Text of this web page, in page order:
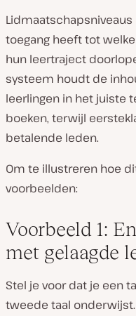
toegang heeft tot
hun leertraject
systeem houdt de
leerlingen in het juiste
boeken, terwijl
betalende leden.
Om te illustreren hoe
voorbeelden:
Voorbeeld 1:
met gelaagde
Stel je voor dat je een
tweede taal